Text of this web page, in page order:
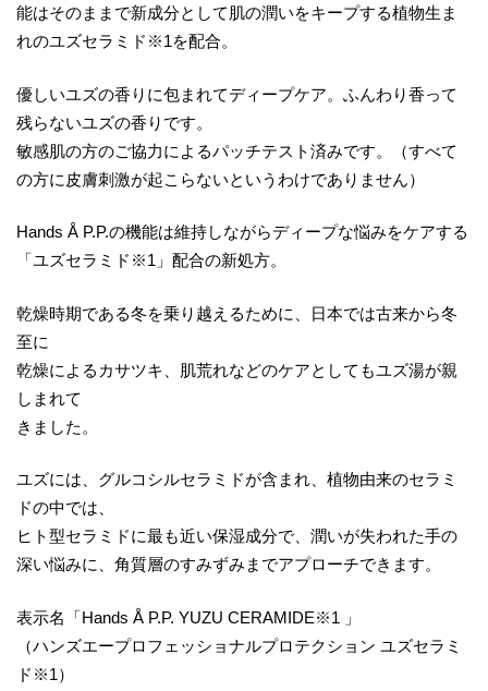
能はそのままで新成分として肌の潤いをキープする植物生ま
れのユズセラミド※1を配合。
優しいユズの香りに包まれてディープケア。ふんわり香って
残らないユズの香りです。
敏感肌の方のご協力によるパッチテスト済みです。（すべて
の方に皮膚刺激が起こらないというわけでありません）
Hands Å P.P.の機能は維持しながらディープな悩みをケアする
「ユズセラミド※1」配合の新処方。
乾燥時期である冬を乗り越えるために、日本では古来から冬
至に
乾燥によるカサツキ、肌荒れなどのケアとしてもユズ湯が親
しまれて
きました。
ユズには、グルコシルセラミドが含まれ、植物由来のセラミ
ドの中では、
ヒト型セラミドに最も近い保湿成分で、潤いが失われた手の
深い悩みに、角質層のすみずみまでアプローチできます。
表示名「Hands Å P.P. YUZU CERAMIDE※1 」
（ハンズエープロフェッショナルプロテクション ユズセラミ
ド※1）